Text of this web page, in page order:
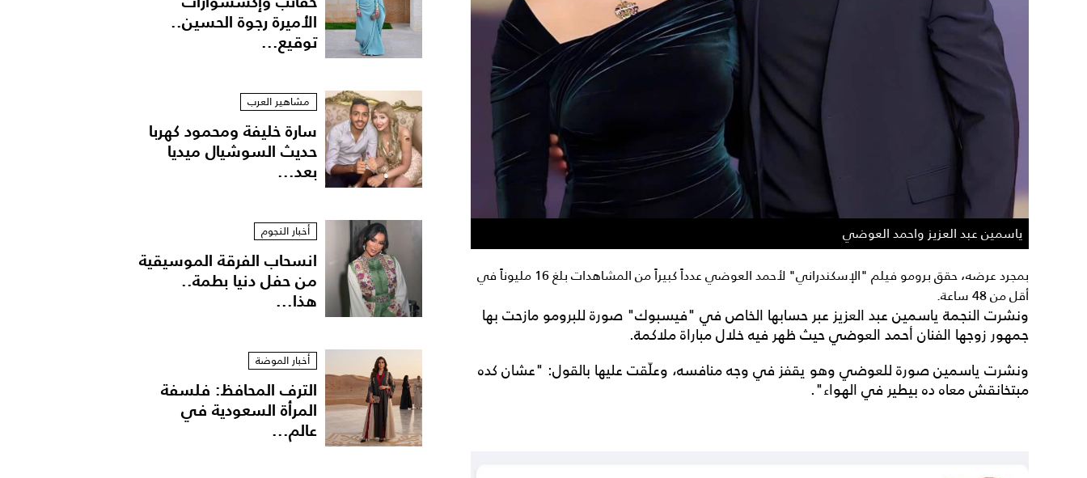
ياسمين عبد العزيز واحمد العوضي
بمجرد عرضه، حقق برومو فيلم "الإسكندراني" لأحمد العوضي عدداً كبيراً من المشاهدات بلغ 16 مليوناً في
أقل من 48 ساعة.
ونشرت النجمة ياسمين عبد العزيز عبر حسابها الخاص في "فيسبوك" صورة للبرومو مازحت بها
جمهور زوجها الفنان أحمد العوضي حيث ظهر فيه خلال مباراة ملاكمة.
ونشرت ياسمين صورة للعوضي وهو يقفز في وجه منافسه، وعلّقت عليها بالقول: "عشان كده
مبتخانقش معاه ده بيطير في الهواء".
الأميرة رجوة الحسين..
توقيع...
مشاهير العرب
سارة خليفة ومحمود كهربا
حديث السوشيال ميديا
بعد...
أخبار النجوم
انسحاب الفرقة الموسيقية
من حفل دنيا بطمة..
هذا...
أخبار الموضة
الترف المحافظ: فلسفة
المرأة السعودية في
عالم...